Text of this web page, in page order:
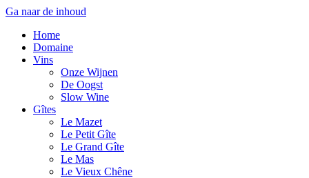
Ga naar de inhoud
Home
Domaine
Vins
Onze Wijnen
De Oogst
Slow Wine
Gîtes
Le Mazet
Le Petit Gîte
Le Grand Gîte
Le Mas
Le Vieux Chêne